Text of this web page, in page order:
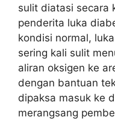
sulit diatasi secara
penderita luka
kondisi normal,
sering kali sulit
aliran oksigen ke
dengan bantuan
dipaksa masuk ke
merangsang